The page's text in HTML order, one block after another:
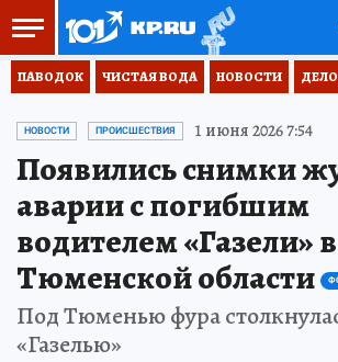
ПАВОДОК ЧИСТАЯ ВОДА НОВОСТИ
НОВОСТИ ПРОИСШЕСТВИЯ 1 июня 2026 7:54
Появились снимки
аварии с погибшим
водителем «Газели» в
Тюменской области
Под Тюменью фура
«Газелью»